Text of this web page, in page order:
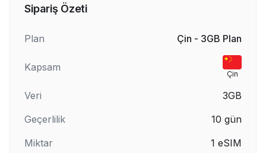
Sipariş Özeti
Plan Çin - 3GB Plan
Kapsam
Çin
Veri
3GB
Geçerlilik
10 gün
Miktar
1 eSIM